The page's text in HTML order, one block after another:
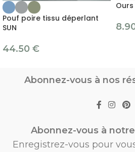
Pouf poire tissu déperlant
SUN
44.50 €
Ours
Abonnez-vous à nos
Abonnez-vous à
Enregistrez-vous pour